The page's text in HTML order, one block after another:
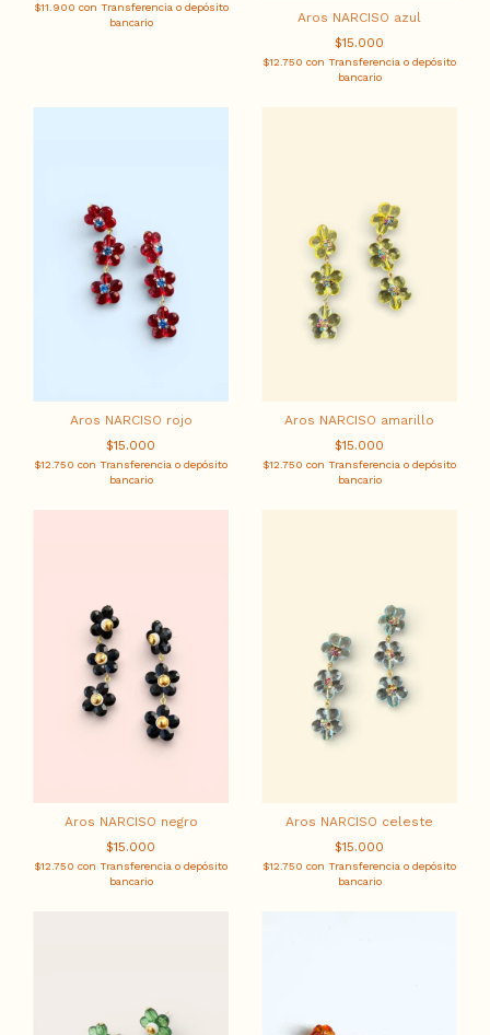
$11.900 con Transferencia o depósito
bancario
Aros NARCISO azul
$15.000
$12.750 con Transferencia o depósito
bancario
Aros NARCISO rojo
$15.000
$12.750 con Transferencia o depósito
bancario
Aros NARCISO amarillo
$15.000
$12.750 con Transferencia o depósito
bancario
Aros NARCISO negro
$15.000
$12.750 con Transferencia o depósito
bancario
Aros NARCISO celeste
$15.000
$12.750 con Transferencia o depósito
bancario